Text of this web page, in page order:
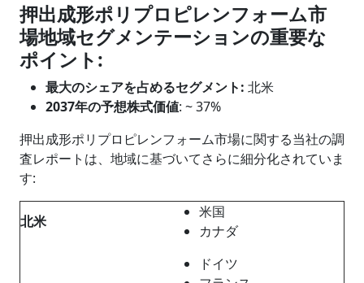
押出成形ポリプロピレンフォーム市
場地域セグメンテーションの重要な
ポイント:
最大のシェアを占めるセグメント: 北米
2037年の予想株式価値: ~ 37%
押出成形ポリプロピレンフォーム市場に関する当社の調
査レポートは、地域に基づいてさらに細分化されていま
す:
北米
米国
カナダ
ドイツ